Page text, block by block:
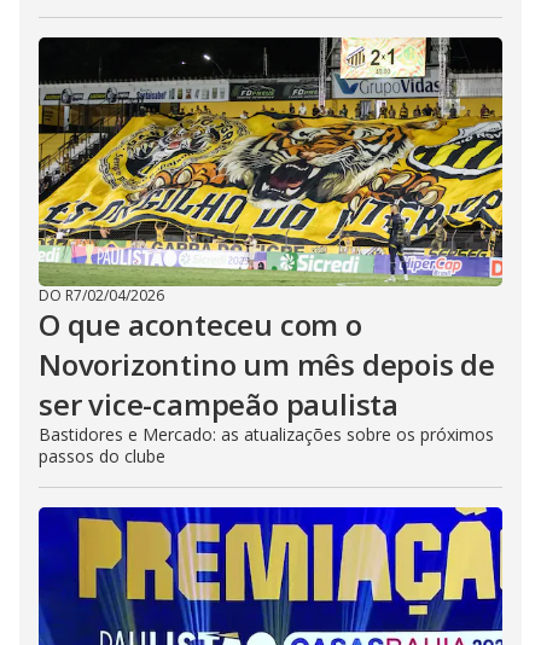
DO R7/02/04/2026
O que aconteceu com o
Novorizontino um mês depois de
ser vice-campeão paulista
Bastidores e Mercado: as atualizações sobre os próximos
passos do clube